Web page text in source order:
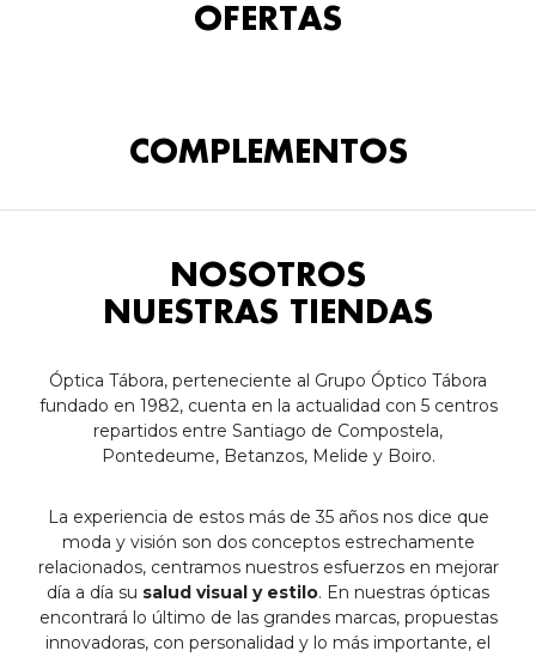
OFERTAS
COMPLEMENTOS
NOSOTROS
NUESTRAS TIENDAS
Óptica Tábora, perteneciente al Grupo Óptico Tábora
fundado en 1982, cuenta en la actualidad con 5 centros
repartidos entre Santiago de Compostela,
Pontedeume, Betanzos, Melide y Boiro.
La experiencia de estos más de 35 años nos dice que
moda y visión son dos conceptos estrechamente
relacionados, centramos nuestros esfuerzos en mejorar
día a día su salud visual y estilo. En nuestras ópticas
encontrará lo último de las grandes marcas, propuestas
innovadoras, con personalidad y lo más importante, el